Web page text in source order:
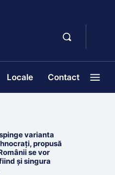
Locale Contact
varianta
propusă
se vor
și singura